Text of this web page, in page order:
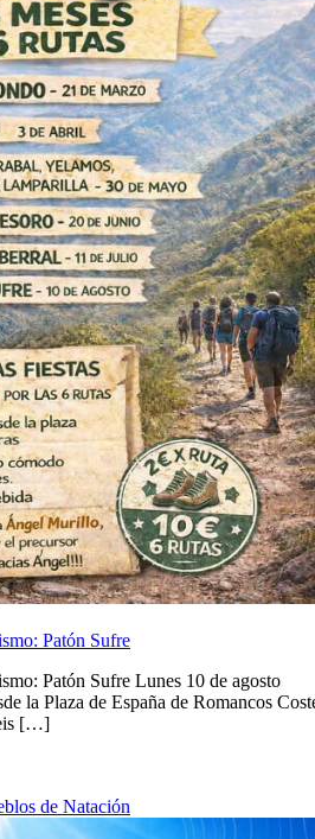
Patón Sufre
Patón Sufre Lunes 10 de agosto
la Plaza de España de Romancos
[…]
de Natación